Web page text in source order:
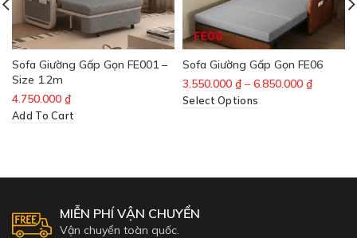
Sofa Giường Gấp Gọn FE001 –
Size 1.2m
4.750.000 ₫
Add To Cart
Sofa Giường Gấp Gọn FE06
3.550.000 ₫ – 6.850.000 ₫
Select Options
MIỄN PHÍ VẬN CHUYỂN
Vận chuyển toàn quốc.